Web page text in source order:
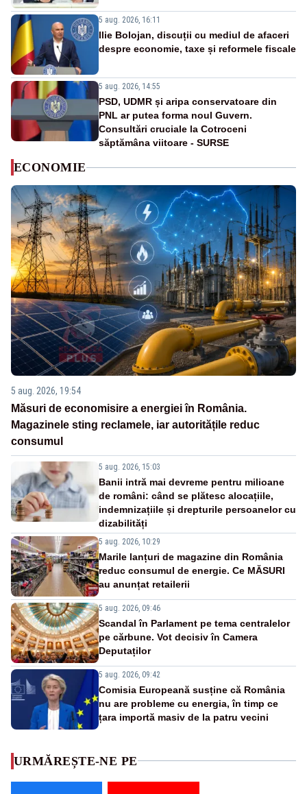
5 aug. 2026, 16:11
Ilie Bolojan, discuții cu mediul de afaceri
despre economie, taxe și reformele fiscale
5 aug. 2026, 14:55
PSD, UDMR și aripa conservatoare din
PNL ar putea forma noul Guvern.
Consultări cruciale la Cotroceni
săptămâna viitoare - SURSE
ECONOMIE
5 aug. 2026, 19:54
Măsuri de economisire a energiei în România.
Magazinele sting reclamele, iar autoritățile reduc
consumul
5 aug. 2026, 15:03
Banii intră mai devreme pentru milioane
de români: când se plătesc alocațiile,
indemnizațiile și drepturile persoanelor cu
dizabilități
5 aug. 2026, 10:29
Marile lanțuri de magazine din România
reduc consumul de energie. Ce MĂSURI
au anunțat retailerii
5 aug. 2026, 09:46
Scandal în Parlament pe tema centralelor
pe cărbune. Vot decisiv în Camera
Deputaților
5 aug. 2026, 09:42
Comisia Europeană susține că România
nu are probleme cu energia, în timp ce
țara importă masiv de la patru vecini
URMĂREȘTE-NE PE